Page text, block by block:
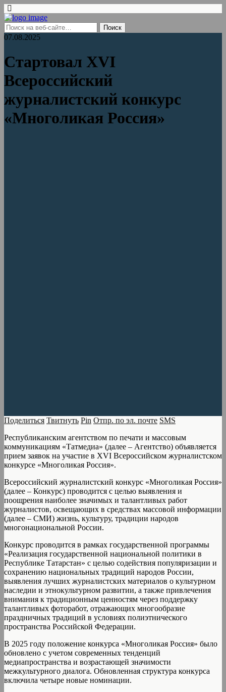
07.08.2025
Стартовал XVI
Всероссийский
журналистский конкурс
«Многоликая Россия»
Поделиться Твитнуть Pin Отпр. по эл. почте SMS
Республиканским агентством по печати и массовым
коммуникациям «Татмедиа» (далее – Агентство) объявляется
прием заявок на участие в XVI Всероссийском журналистском
конкурсе «Многоликая Россия».
Всероссийский журналистский конкурс «Многоликая Россия»
(далее – Конкурс) проводится с целью выявления и
поощрения наиболее значимых и талантливых работ
журналистов, освещающих в средствах массовой информации
(далее – СМИ) жизнь, культуру, традиции народов
многонациональной России.
Конкурс проводится в рамках государственной программы
«Реализация государственной национальной политики в
Республике Татарстан» с целью содействия популяризации и
сохранению национальных традиций народов России,
выявления лучших журналистских материалов о культурном
наследии и этнокультурном развитии, а также привлечения
внимания к традиционным ценностям через поддержку
талантливых фоторабот, отражающих многообразие
праздничных традиций в условиях полиэтнического
пространства Российской Федерации.
В 2025 году положение конкурса «Многоликая Россия» было
обновлено с учетом современных тенденций
медиапространства и возрастающей значимости
межкультурного диалога. Обновленная структура конкурса
включила четыре новые номинации.